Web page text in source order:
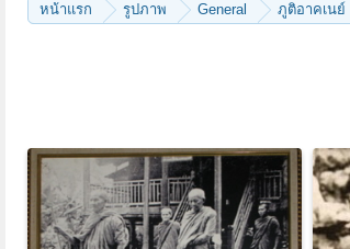
หน้าแรก รูปภาพ General ภูติอาคเนย์